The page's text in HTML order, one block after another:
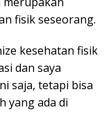
fisik seseorang.
kesehatan fisik
dan saya
saja, tetapi bisa
yang ada di